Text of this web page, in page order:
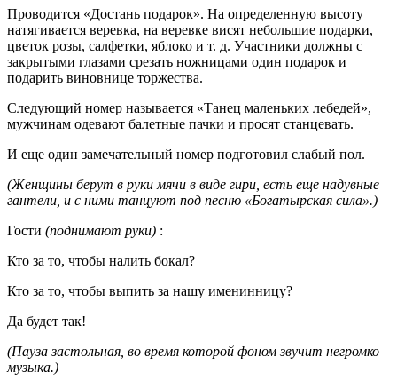
Проводится «Достань подарок». На определенную высоту
натягивается веревка, на веревке висят небольшие подарки,
цветок розы, салфетки, яблоко и т. д. Участники должны с
закрытыми глазами срезать ножницами один подарок и
подарить виновнице торжества.
Следующий номер называется «Танец маленьких лебедей»,
мужчинам одевают балетные пачки и просят станцевать.
И еще один замечательный номер подготовил слабый пол.
(Женщины берут в руки мячи в виде гири, есть еще надувные
гантели, и с ними танцуют под песню «Богатырская сила».)
Гости (поднимают руки) :
Кто за то, чтобы налить бокал?
Кто за то, чтобы выпить за нашу именинницу?
Да будет так!
(Пауза застольная, во время которой фоном звучит негромко
музыка.)